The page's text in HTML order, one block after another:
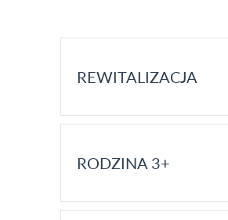
REWITALIZACJA
RODZINA 3+